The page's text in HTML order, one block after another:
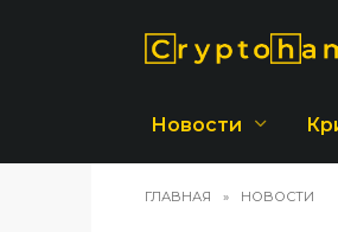
Новости
ГЛАВНАЯ » НОВОСТИ